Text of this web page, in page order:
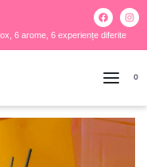
6 arome, 6 experiențe diferite
0